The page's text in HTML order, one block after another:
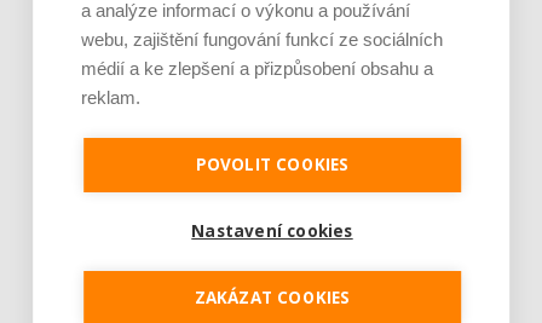
prevence proti komplikacím
a reoperacím. Zabraňuje
totiž netěsnosti rány, likviduje
bakterie a urychluje hojení,“
na vývoji gelu podílí.
Použití gelu, jehož základem
přináší snížení rizika vzniku
pooperačních komplikací.
a analýze informací o výkonu a používání
webu, zajištění fungování funkcí ze sociálních
médií a ke zlepšení a přizpůsobení obsahu a
reklam.
POVOLIT COOKIES
Nastavení cookies
ZAKÁZAT COOKIES